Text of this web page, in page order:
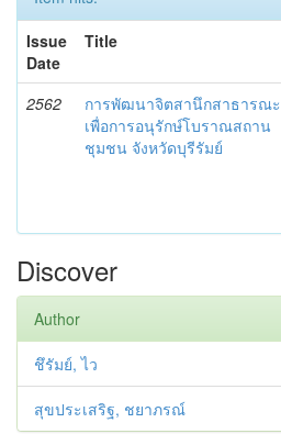
Issue
Date
Title
2562
การพัฒนาจิตสานึกสาธารณะ
เพื่อการอนุรักษ์โบราณสถาน
ชุมชน จังหวัดบุรีรัมย์
Discover
Author
ชึรัมย์, ไว
สุขประเสริฐ, ชยาภรณ์